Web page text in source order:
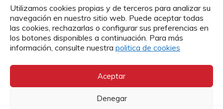
Utilizamos cookies propias y de terceros para analizar su
navegación en nuestro sitio web. Puede aceptar todas
las cookies, rechazarlas o configurar sus preferencias en
los botones disponibles a continuación. Para más
información, consulte nuestra politica de cookies
Aceptar
Denegar
desplazados. Un millón de personas necesitan ayuda
humanitaria.
MAS INFORMACIÓN DONAR